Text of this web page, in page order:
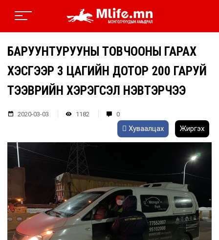
БАРУУНТУРУУНЫ ТОВЧООНЫ ГАРАХ
ХЭСГЭЭР 3 ЦАГИЙН ДОТОР 200 ГАРУЙ
ТЭЭВРИЙН ХЭРЭГСЭЛ НЭВТЭРЧЭЭ
2020-03-03 1182 0
Хуваалцах Жиргэх